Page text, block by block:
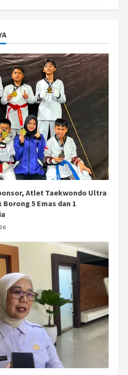
Atlet Taekwondo Ultra
5 Emas dan 1